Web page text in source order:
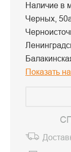
Наличие в
Черных,
Показать